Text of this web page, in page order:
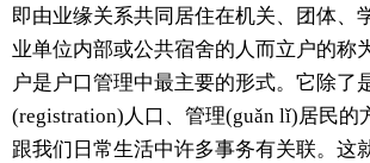
即由业缘关系共同居住在机关、团体、
业单位内部或公共宿舍的人而立户的称
户是户口管理中最主要的形式。它除了
(registration)人口、管理(guǎn lǐ)居民的
跟我们日常生活中许多事务有关联。这